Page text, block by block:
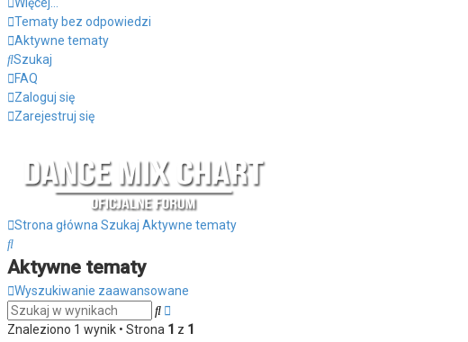
Tematy bez odpowiedzi
Aktywne tematy
Szukaj
FAQ
Zaloguj się
Zarejestruj się
Strona główna Szukaj Aktywne tematy
Szukaj
Aktywne tematy
Wyszukiwanie zaawansowane
Szukaj
zaawansowane
Znaleziono 1 wynik • Strona 1 z 1